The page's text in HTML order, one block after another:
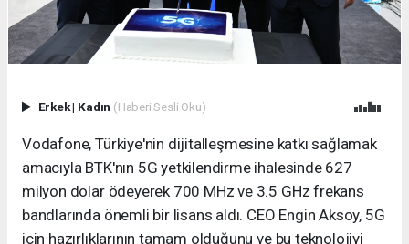
Erkek| Kadın (Haberi Sesli Oku)
Vodafone, Türkiye'nin dijitalleşmesine katkı sağlamak
amacıyla BTK'nın 5G yetkilendirme ihalesinde 627
milyon dolar ödeyerek 700 MHz ve 3.5 GHz frekans
bandlarında önemli bir lisans aldı. CEO Engin Aksoy, 5G
için hazırlıklarının tamam olduğunu ve bu teknolojiyi